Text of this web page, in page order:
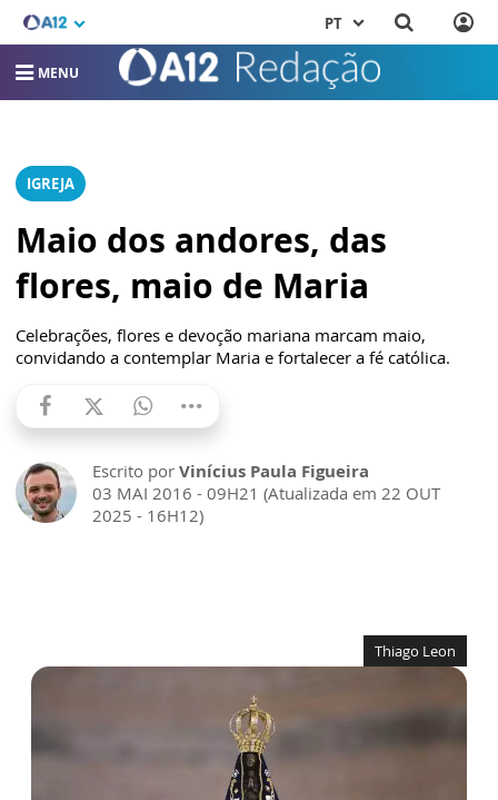
PT
MENU
IGREJA
Maio dos andores, das
flores, maio de Maria
Celebrações, flores e devoção mariana marcam maio,
convidando a contemplar Maria e fortalecer a fé católica.
Escrito por Vinícius Paula Figueira
03 MAI 2016 - 09H21 (Atualizada em 22 OUT
2025 - 16H12)
Thiago Leon